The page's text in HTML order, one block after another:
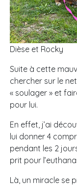
Dièse et Rocky
Suite à cette
chercher sur le
« soulager » et
pour lui.
En effet, j’ai
lui donner 4
pendant les 2
prit pour
Là, un miracle se